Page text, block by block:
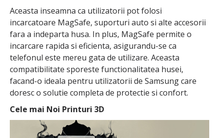
Aceasta inseamna ca utilizatorii pot folosi
incarcatoare MagSafe, suporturi auto si alte accesorii
fara a indeparta husa. In plus, MagSafe permite o
incarcare rapida si eficienta, asigurandu-se ca
telefonul este mereu gata de utilizare. Aceasta
compatibilitate sporeste functionalitatea husei,
facand-o ideala pentru utilizatorii de Samsung care
doresc o solutie completa de protectie si confort.
Cele mai Noi Printuri 3D